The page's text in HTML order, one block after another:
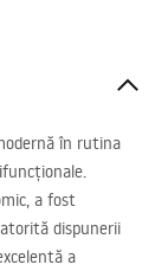
în rutina
a fost
dispunerii
a